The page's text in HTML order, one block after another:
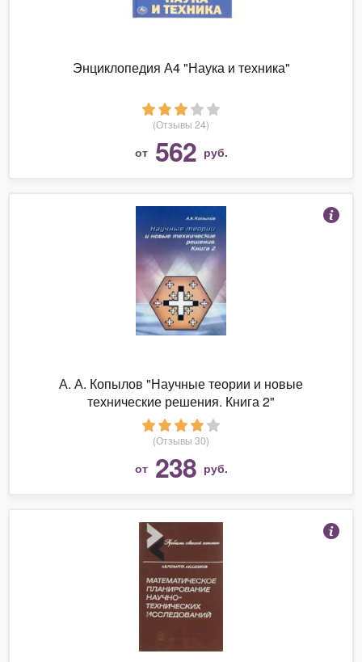
Энциклопедия А4 "Наука и техника"
(Отзывы 24)
от 562 руб.
А. А. Копылов "Научные теории и новые
технические решения. Книга 2"
(Отзывы 30)
от 238 руб.